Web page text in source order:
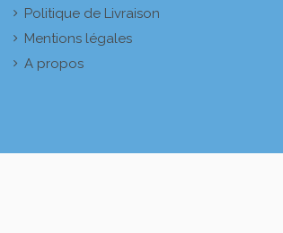
Politique de Livraison
Mentions légales
A propos